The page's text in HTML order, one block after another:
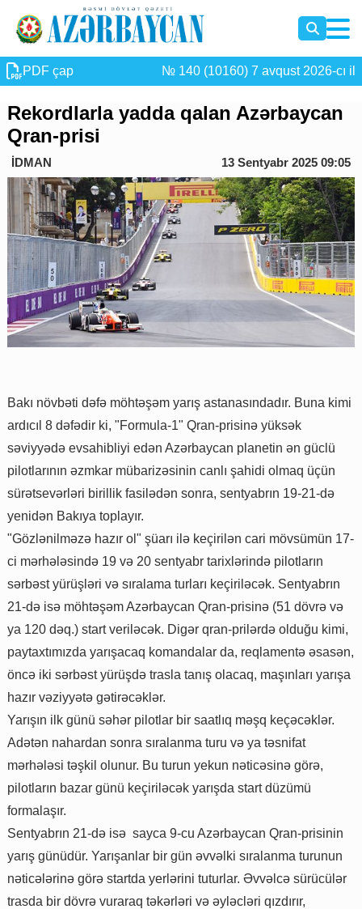
PDF çap № 140 (10160) 7 avqust 2026-cı il
Rekordlarla yadda qalan Azərbaycan
Qran-prisi
İDMAN 13 Sentyabr 2025 09:05
Bakı növbəti dəfə möhtəşəm yarış astanasındadır. Buna kimi
ardıcıl 8 dəfədir ki, "Formula-1" Qran-prisinə yüksək
səviyyədə evsahibliyi edən Azərbaycan planetin ən güclü
pilotlarının əzmkar mübarizəsinin canlı şahidi olmaq üçün
sürətsevərləri birillik fasilədən sonra, sentyabrın 19-21-də
yenidən Bakıya toplayır.
"Gözlənilməzə hazır ol" şüarı ilə keçirilən cari mövsümün 17-
ci mərhələsində 19 və 20 sentyabr tarixlərində pilotların
sərbəst yürüşləri və sıralama turları keçiriləcək. Sentyabrın
21-də isə möhtəşəm Azərbaycan Qran-prisinə (51 dövrə və
ya 120 dəq.) start veriləcək. Digər qran-prilərdə olduğu kimi,
paytaxtımızda yarışacaq komandalar da, reqlamentə əsasən,
öncə iki sərbəst yürüşdə trasla tanış olacaq, maşınları yarışa
hazır vəziyyətə gətirəcəklər.
Yarışın ilk günü səhər pilotlar bir saatlıq məşq keçəcəklər.
Adətən nahardan sonra sıralanma turu və ya təsnifat
mərhələsi təşkil olunur. Bu turun yekun nəticəsinə görə,
pilotların bazar günü keçiriləcək yarışda start düzümü
formalaşır.
Sentyabrın 21-də isə sayca 9-cu Azərbaycan Qran-prisinin
yarış günüdür. Yarışanlar bir gün əvvəlki sıralanma turunun
nəticələrinə görə startda yerlərini tuturlar. Əvvəlcə sürücülər
trasda bir dövrə vuraraq təkərləri və əyləcləri qızdırır,